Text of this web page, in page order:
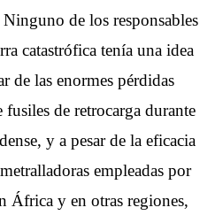
de los responsables
catastrófica tenía una idea
de las enormes pérdidas
fusiles de retrocarga durante
y a pesar de la eficacia
empleadas por
África y en otras regiones,